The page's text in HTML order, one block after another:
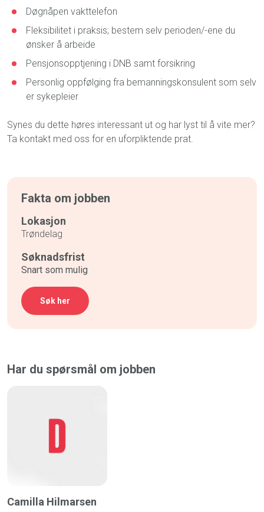
Døgnåpen vakttelefon
Fleksibilitet i praksis; bestem selv perioden/-ene du
ønsker å arbeide
Pensjonsopptjening i DNB samt forsikring
Personlig oppfølging fra bemanningskonsulent som selv
er sykepleier
Synes du dette høres interessant ut og har lyst til å vite mer?
Ta kontakt med oss for en uforpliktende prat.
Fakta om jobben
Lokasjon
Trøndelag
Søknadsfrist
Snart som mulig
Søk her
Har du spørsmål om jobben
Camilla Hilmarsen